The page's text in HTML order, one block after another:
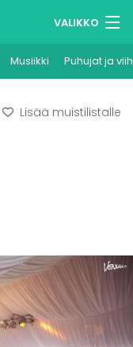
VALIKKO
Musiikki Puhujat ja
Lisää muistilistalle